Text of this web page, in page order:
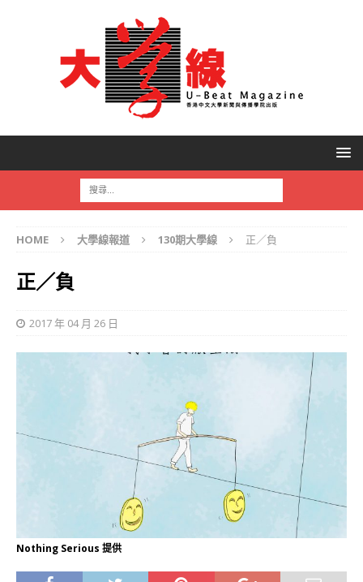
HOME 大學線報道 130期大學線 正／負
正／負
2017 年 04 月 26 日
Nothing Serious 提供